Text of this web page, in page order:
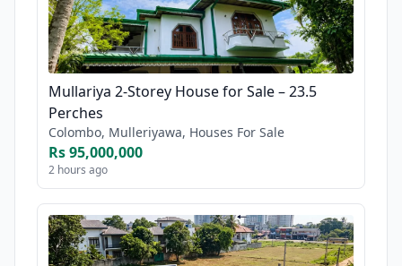
Mullariya 2-Storey House for Sale – 23.5
Perches
Colombo, Mulleriyawa, Houses For Sale
Rs 95,000,000
2 hours ago